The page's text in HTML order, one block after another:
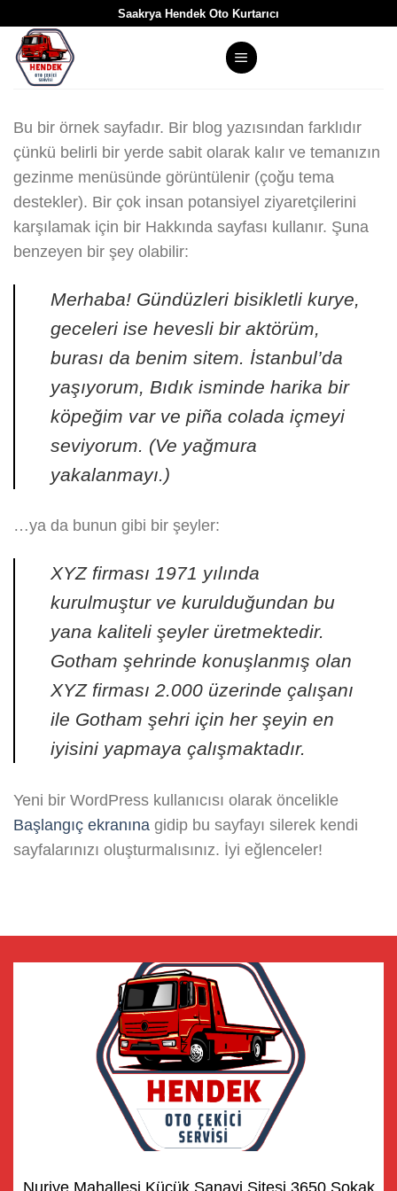
content
Saakrya Hendek Oto Kurtarıcı
Bu bir örnek sayfadır. Bir blog yazısından farklıdır
çünkü belirli bir yerde sabit olarak kalır ve temanızın
gezinme menüsünde görüntülenir (çoğu tema
destekler). Bir çok insan potansiyel ziyaretçilerini
karşılamak için bir Hakkında sayfası kullanır. Şuna
benzeyen bir şey olabilir:
Merhaba! Gündüzleri bisikletli kurye,
geceleri ise hevesli bir aktörüm,
burası da benim sitem. İstanbul’da
yaşıyorum, Bıdık isminde harika bir
köpeğim var ve piña colada içmeyi
seviyorum. (Ve yağmura
yakalanmayı.)
…ya da bunun gibi bir şeyler:
XYZ firması 1971 yılında
kurulmuştur ve kurulduğundan bu
yana kaliteli şeyler üretmektedir.
Gotham şehrinde konuşlanmış olan
XYZ firması 2.000 üzerinde çalışanı
ile Gotham şehri için her şeyin en
iyisini yapmaya çalışmaktadır.
Yeni bir WordPress kullanıcısı olarak öncelikle
Başlangıç ekranına gidip bu sayfayı silerek kendi
sayfalarınızı oluşturmalısınız. İyi eğlenceler!